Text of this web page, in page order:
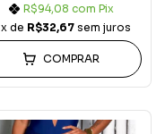
R$94,08 com Pix
x de R$32,67 sem juros
COMPRAR